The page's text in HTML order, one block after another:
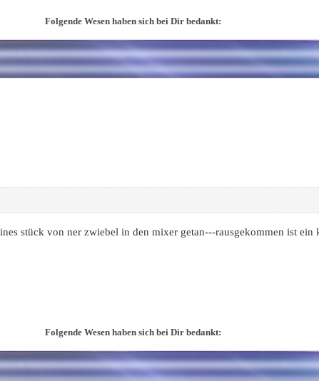
Folgende Wesen haben sich bei Dir bedankt:
stück von ner zwiebel in den mixer getan---rausgekommen ist ein
Folgende Wesen haben sich bei Dir bedankt: